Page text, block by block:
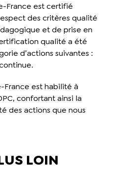
France est certifié
des critères qualité
et de prise en
qualité a été
d’actions suivantes :
France est habilité à
confortant ainsi la
des actions que nous
LOIN